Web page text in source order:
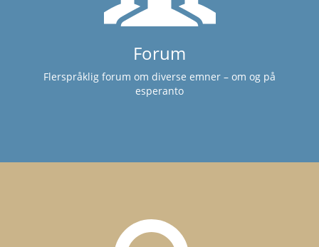
Forum
Flerspråklig forum om diverse emner – om og på
esperanto